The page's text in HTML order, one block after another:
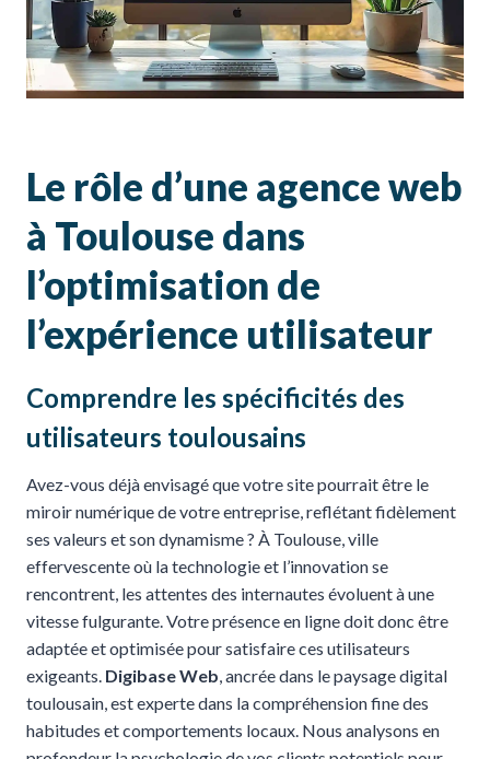
Le rôle d’une agence web
à Toulouse dans
l’optimisation de
l’expérience utilisateur
Comprendre les spécificités des
utilisateurs toulousains
Avez-vous déjà envisagé que votre site pourrait être le
miroir numérique de votre entreprise, reflétant fidèlement
ses valeurs et son dynamisme ? À Toulouse, ville
effervescente où la technologie et l’innovation se
rencontrent, les attentes des internautes évoluent à une
vitesse fulgurante. Votre présence en ligne doit donc être
adaptée et optimisée pour satisfaire ces utilisateurs
exigeants. Digibase Web , ancrée dans le paysage digital
toulousain, est experte dans la compréhension fine des
habitudes et comportements locaux. Nous analysons en